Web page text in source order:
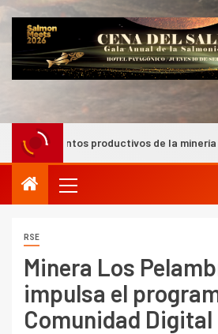
productivos de la minería impulsan hasta
RSE
Minera Los
impulsa el
Comunidad Digital